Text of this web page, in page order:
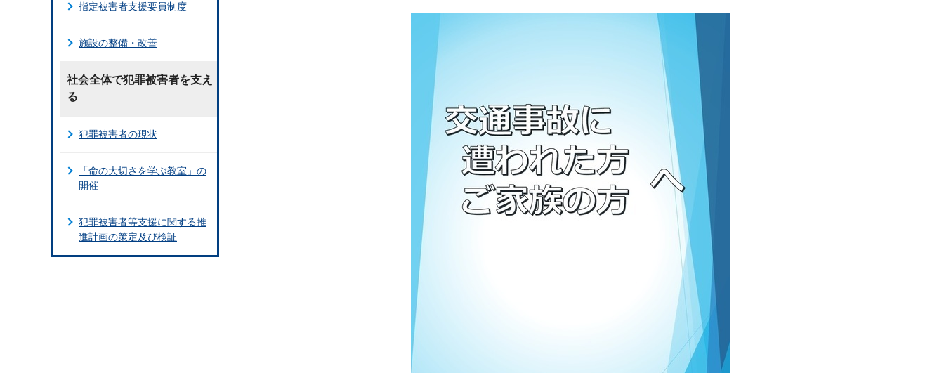
指定被害者支援要員制度
施設の整備・改善
社会全体で犯罪被害者を支え
る
犯罪被害者の現状
「命の大切さを学ぶ教室」の
開催
犯罪被害者等支援に関する推
進計画の策定及び検証